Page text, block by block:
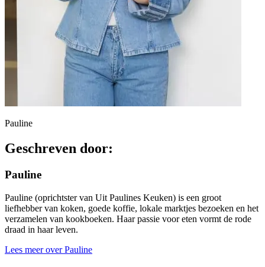
Pauline
Geschreven door:
Pauline
Pauline (oprichtster van Uit Paulines Keuken) is een groot
liefhebber van koken, goede koffie, lokale marktjes bezoeken en het
verzamelen van kookboeken. Haar passie voor eten vormt de rode
draad in haar leven.
Lees meer over Pauline